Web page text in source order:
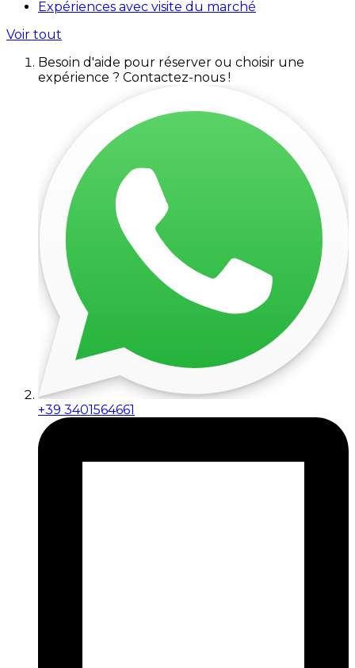
Expériences avec visite du marché
Voir tout
Besoin d'aide pour réserver ou choisir une
expérience ? Contactez-nous !
+39 3401564661